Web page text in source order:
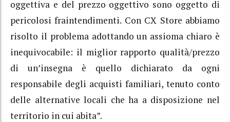
oggettiva e del prezzo oggettivo sono oggetto di
pericolosi fraintendimenti. Con CX Store abbiamo
risolto il problema adottando un assioma chiaro è
inequivocabile: il miglior rapporto qualità/prezzo
di un’insegna è quello dichiarato da ogni
responsabile degli acquisti familiari, tenuto conto
delle alternative locali che ha a disposizione nel
territorio in cui abita”.